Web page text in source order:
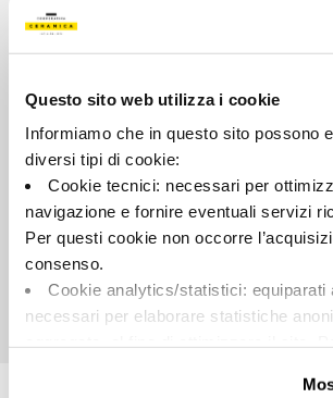
Questo sito web utilizza i cookie
Informiamo che in questo sito possono
diversi tipi di cookie:
Cookie tecnici: necessari per
navigazione e fornire eventuali servizi
Per questi cookie non occorre
consenso.
Cookie analytics/statistici: equiparati
necessari per elaborare statistiche
Cookie di profilazione/marketing:
Colors:
Lead
Plain
Format:
120.0x120.0
natural
matt
Shade
Unit of
MQ